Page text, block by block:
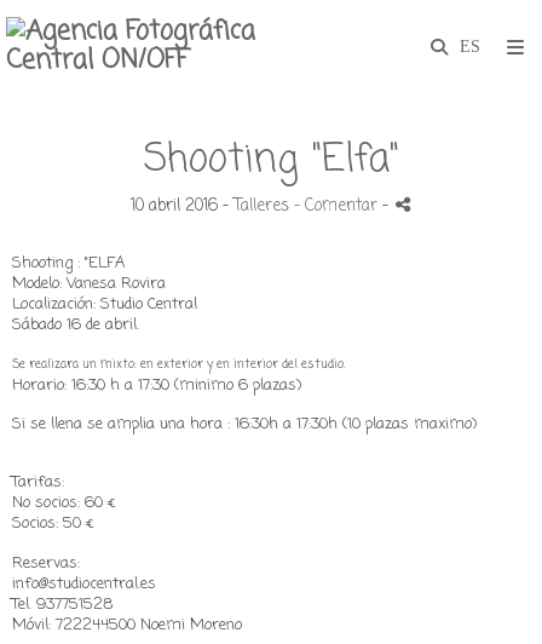
Shooting "Elfa"
10 abril 2016 -Talleres - Comentar-
Shooting : "ELFA
Modelo: Vanesa Rovira
Localización: Studio Central
Sábado 16 de abril.
Se realizara un mixto: en exterior y en interior del estudio.
Horario: 16:30 h a 17:30 (minimo 6 plazas)
Si se llena se amplia una hora : 16:30h a 17:30h (10 plazas maximo)
Tarifas:
No socios: 60 €
Socios: 50 €
Reservas:
info@studiocentral.es
Tel. 937751528
Móvil: 722244500 Noemi Moreno